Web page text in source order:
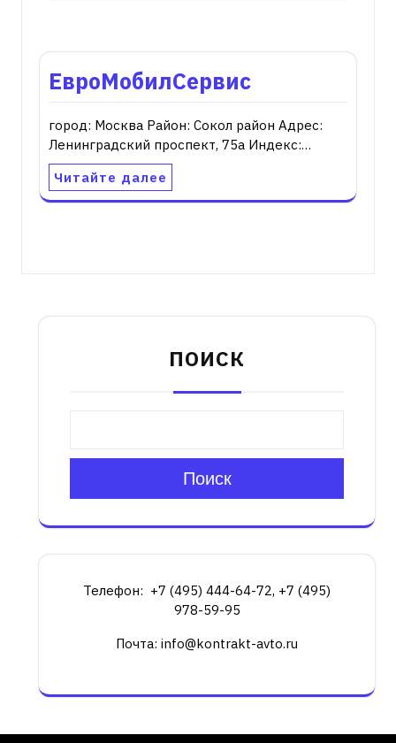
ЕвроМобилСервис
город: Москва Район: Сокол район Адрес:
Ленинградский проспект, 75а Индекс:…
Читайте далее
ПОИСК
Поиск
Телефон: +7 (495) 444-64-72, +7 (495)
978-59-95
Почта: info@kontrakt-avto.ru